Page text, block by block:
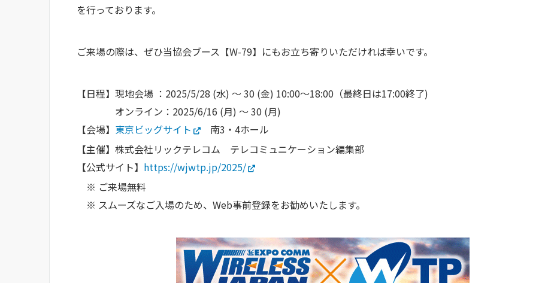
を行っております。
ご来場の際は、ぜひ当協会ブース【W-79】にもお立ち寄りいただければ幸いです。
【日程】現地会場 ：2025/5/28 (水) ～ 30 (金) 10:00～18:00（最終日は17:00終了)
オンライン：2025/6/16 (月) ～ 30 (月)
【会場】 東京ビッグサイト
南3・4ホール
【主催】株式会社リックテレコム テレコミュニケーション編集部
【公式サイト】 https://wjwtp.jp/2025/
※ ご来場無料
※ スムーズなご入場のため、Web事前登録をお勧めいたします。